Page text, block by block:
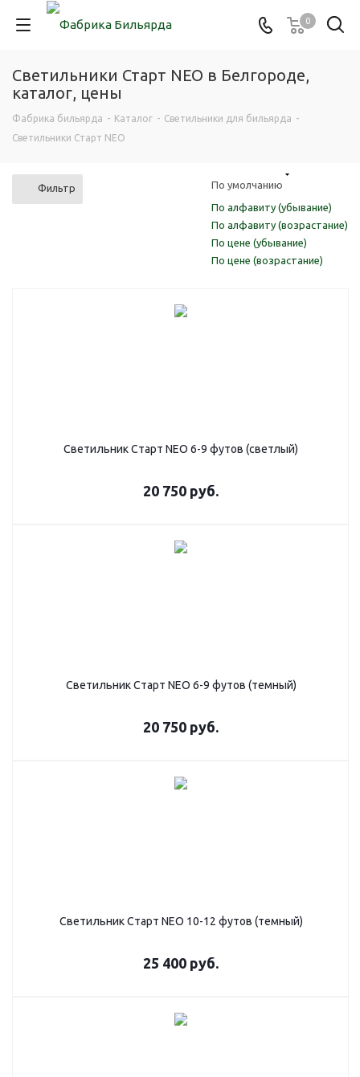
0
Светильники Старт NEO в Белгороде,
каталог, цены
Фабрика бильярда - Каталог - Светильники для бильярда -
Светильники Старт NEO
Фильтр
По умолчанию
По алфавиту (убывание)
По алфавиту (возрастание)
По цене (убывание)
По цене (возрастание)
Светильник Старт NEO 6-9 футов (светлый)
20 750 руб.
Светильник Старт NEO 6-9 футов (темный)
20 750 руб.
Светильник Старт NEO 10-12 футов (темный)
25 400 руб.